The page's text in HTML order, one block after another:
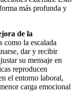
más profunda y
de la
como la escalada
dar y recibir
su mensaje en
reproducen
el entorno laboral,
carga emocional